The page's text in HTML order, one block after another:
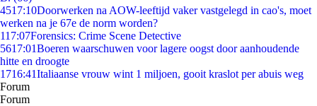
4517:10Doorwerken na AOW-leeftijd vaker vastgelegd in cao's, moet
werken na je 67e de norm worden?
117:07Forensics: Crime Scene Detective
5617:01Boeren waarschuwen voor lagere oogst door aanhoudende
hitte en droogte
1716:41Italiaanse vrouw wint 1 miljoen, gooit kraslot per abuis weg
Forum
Forum